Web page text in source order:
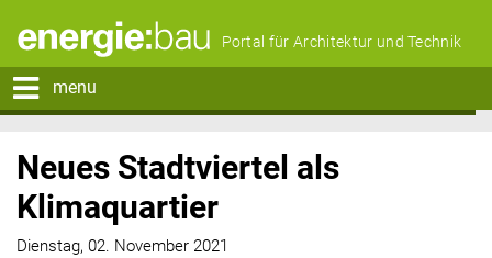
Portal für Architektur und Technik
menu
Neues Stadtviertel als
Klimaquartier
Dienstag, 02. November 2021